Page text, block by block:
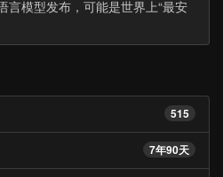
言模型发布，可能是世界上“最安
515
7年90天